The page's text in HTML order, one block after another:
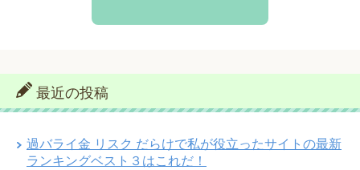
最近の投稿
過バライ金 リスク だらけで私が役立ったサイトの最新
ランキングベスト３はこれだ！